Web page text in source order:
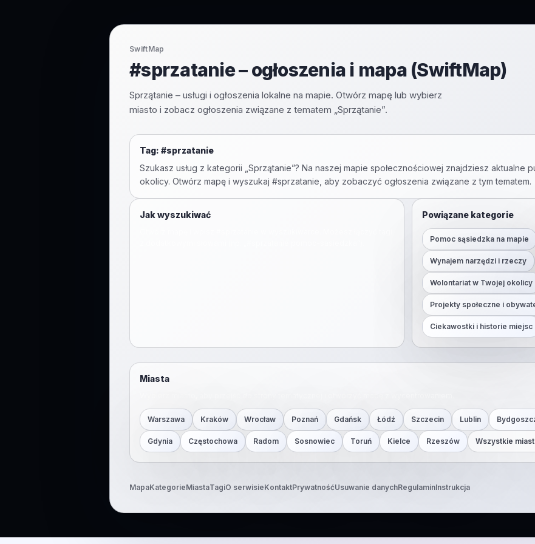
SwiftMap
#sprzatanie – ogłoszenia i mapa (SwiftMap)
Sprzątanie – usługi i ogłoszenia lokalne na mapie. Otwórz mapę lub wybierz
miasto i zobacz ogłoszenia związane z tematem „Sprzątanie”.
Tag: #sprzatanie
Szukasz usług z kategorii „ Sprzątanie”? Na naszej mapie społecznościowej znajdziesz aktualne
okolicy. Otwórz mapę i wyszukaj #sprzatanie , aby zobaczyć ogłoszenia związane z tym tematem.
Jak wyszukiwać Powiązane kategorie
Pomoc sąsiedzka na mapie
Wynajem narzędzi i rzeczy
Wolontariat w Twojej okolicy
Projekty społeczne i
Ciekawostki i historie miejsc
Miasta
Warszawa Kraków Wrocław Poznań Gdańsk Łódź Szczecin Lublin
Gdynia Częstochowa Radom Sosnowiec Toruń Kielce Rzeszów Wszystkie
MapaKategorieMiastaTagiO serwisieKontaktPrywatnośćUsuwanie danychRegulaminInstrukcja